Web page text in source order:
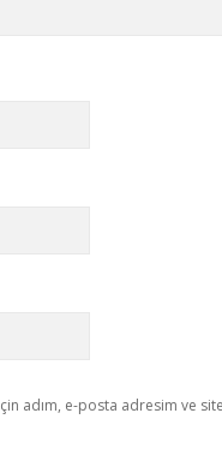
adım, e-posta adresim ve